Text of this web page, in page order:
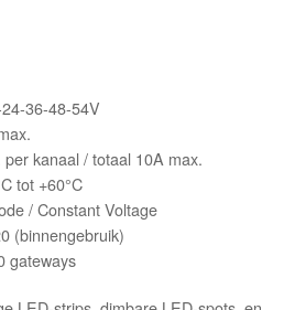
36-48-54V
kanaal / totaal 10A max.
tot +60°C
/ Constant Voltage
(binnengebruik)
gateways